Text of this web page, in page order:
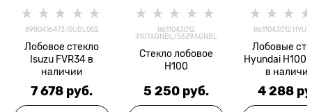
8980416473 ISUBL002
Лобовое стекло
Isuzu FVR34 в
наличии
7 678 руб.
8611043012
4107AGNBL/5629AGNBL
Стекло лобовое
H100
5 250 руб.
8611043012
Лобовые
Hyundai H100
в
4 288